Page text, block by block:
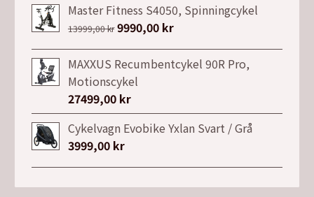
Master Fitness S4050, Spinningcykel
13999,00kr Det
priset
var:
13999,00 kr.
9990,00 krDet
priset
MAXXUS Recumbentcykel 90R Pro,
Motionscykel
27499,00 kr
Cykelvagn Evobike Yxlan Svart / Grå
3999,00 kr